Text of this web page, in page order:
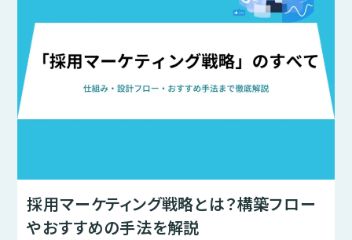
採用マーケティング戦略とは？構築フロー
やおすすめの手法を解説